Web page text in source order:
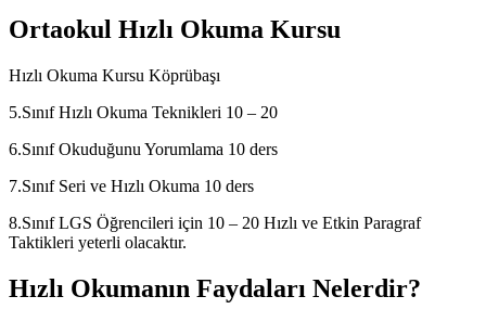
Ortaokul Hızlı Okuma Kursu
Hızlı Okuma Kursu Köprübaşı
5.Sınıf Hızlı Okuma Teknikleri 10 – 20
6.Sınıf Okuduğunu Yorumlama 10 ders
7.Sınıf Seri ve Hızlı Okuma 10 ders
8.Sınıf LGS Öğrencileri için 10 – 20 Hızlı ve Etkin Paragraf
Taktikleri yeterli olacaktır.
Hızlı Okumanın Faydaları Nelerdir?